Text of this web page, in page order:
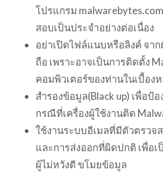
โปรแกรม
สอบเป็นประจำอย่างต่อเนื่อง
อย่าเปิดไฟล์แนบหรือลิงค์ จาก
ถือ เพราะอาจเป็นการติดตั้ง
คอมพิวเตอร์ของท่านในเบื้องห
สำรองข้อมูล(Black up) เพื่อป้
กรณีที่เครื่องผู้ใช้งานติด
ใช้งานระบบอีเมลที่มีตัวตรวจ
และการส่งออกที่ผิดปกติ เพื่อ
ผู้ไม่หวังดี ขโมยข้อมูล